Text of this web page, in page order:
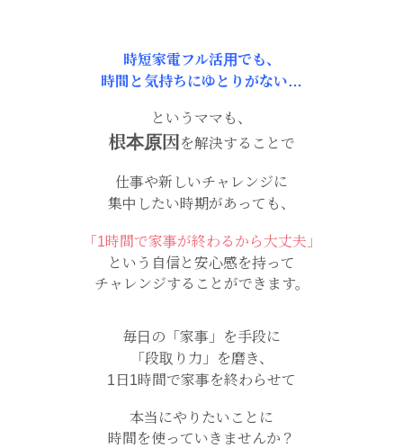
時短家電フル活用でも、
時間と気持ちにゆとりがない…
というママも、
根本原因を解決することで
仕事や新しいチャレンジに
集中したい時期があっても、
「1時間で家事が終わるから大丈夫」
という自信と安心感を持って
チャレンジすることができます。
毎日の「家事」を手段に
「段取り力」を磨き、
1日1時間で家事を終わらせて
本当にやりたいことに
時間を使っていきませんか？